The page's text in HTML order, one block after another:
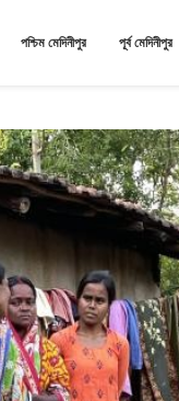
পশ্চিম মেদিনীপুর পূর্ব মেদিনীপুর